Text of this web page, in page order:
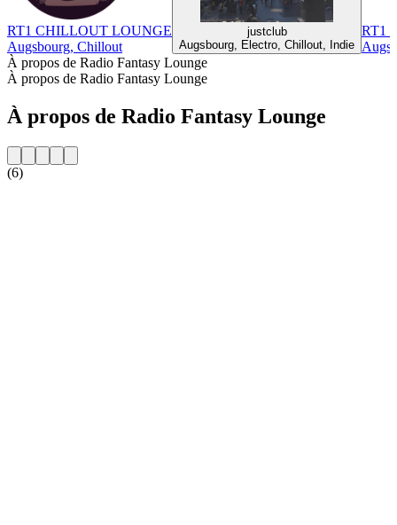
RT1 CHILLOUT LOUNGE
Augsbourg, Chillout
justclub
Augsbourg, Electro, Chillout, Indie
RT1
À propos de Radio Fantasy Lounge
À propos de Radio Fantasy Lounge
À propos de Radio Fantasy Lounge
(6)